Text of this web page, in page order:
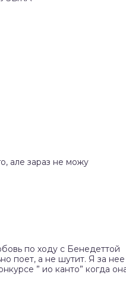
але зараз не можу
по ходу с Бенедеттой
поет, а не шутит. Я за нее
” ио канто” когда